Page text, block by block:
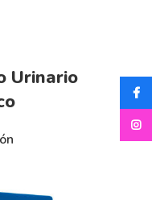
Urinario